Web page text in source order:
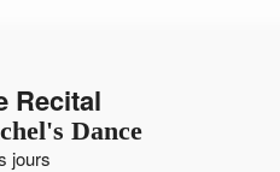
Recital
Dance
jours